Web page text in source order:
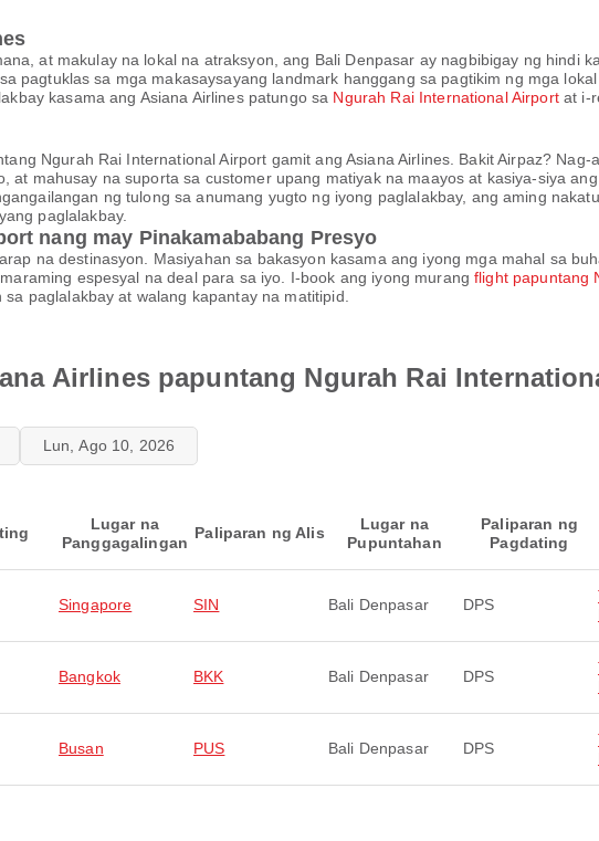
at makulay na lokal na atraksyon, ang Bali Denpasar ay nagbibigay ng hindi
pagtuklas sa mga makasaysayang landmark hanggang sa pagtikim ng mga lokal
kasama ang Asiana Airlines patungo sa Ngurah Rai International Airportat i-
Ngurah Rai International Airport gamit ang Asiana Airlines. Bakit Airpaz? Nag-
mahusay na suporta sa customer upang matiyak na maayos at kasiya-siya
ng tulong sa anumang yugto ng iyong paglalakbay, ang aming
paglalakbay.
nang may Pinakamababang Presyo
na destinasyon. Masiyahan sa bakasyon kasama ang iyong mga mahal sa
espesyal na deal para sa iyo. I-book ang iyong murangflight papuntang
paglalakbay at walang kapantay na matitipid.
Airlines papuntang Ngurah Rai
Lun, Ago 10, 2026
Lugar na
Panggagalingan
Paliparan ng Alis
Lugar na
Pupuntahan
Paliparan ng
Pagdating
Singapore SIN Bali Denpasar DPS
Bangkok BKK Bali Denpasar DPS
Busan PUS Bali Denpasar DPS